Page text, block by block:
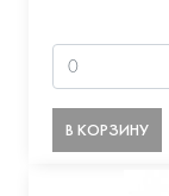
В КОРЗИНУ